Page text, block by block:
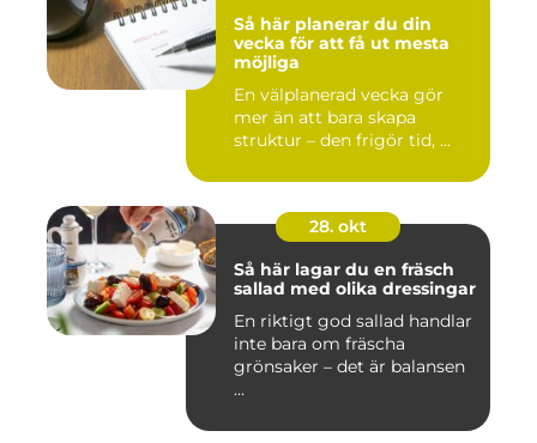
Så här planerar du din
vecka för att få ut mesta
möjliga
En välplanerad vecka gör
mer än att bara skapa
struktur – den frigör tid, ...
28. okt
Så här lagar du en fräsch
sallad med olika dressingar
En riktigt god sallad handlar
inte bara om fräscha
grönsaker – det är balansen
...